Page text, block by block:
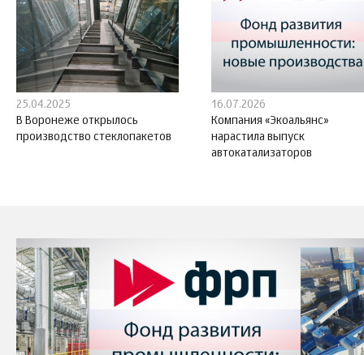
25.04.2025
В Воронеже открылось
производство стеклопакетов
16.07.2026
Компания «Экоальянс»
нарастила выпуск
автокатализаторов